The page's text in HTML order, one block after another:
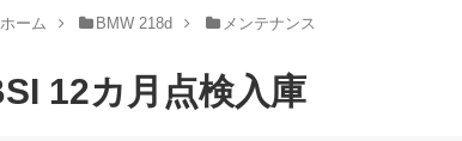
ホーム BMW 218d メンテナンス
12カ月点検入庫